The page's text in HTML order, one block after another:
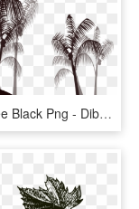
Palm Tree Black Png - Dibujos De Palmeras En Blanco Y Negro, Transparent Png